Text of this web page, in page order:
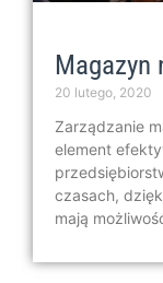
Magazyn
20 lutego, 2020
Zarządzanie
element
czasach,
mają